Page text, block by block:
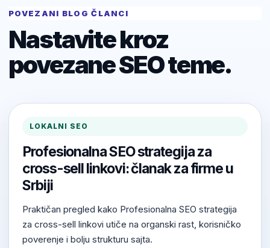
POVEZANI BLOG ČLANCI
Nastavite kroz
povezane SEO teme.
LOKALNI SEO
Profesionalna SEO strategija za
cross-sell linkovi: članak za firme u
Srbiji
Praktičan pregled kako Profesionalna SEO strategija
za cross-sell linkovi utiče na organski rast, korisničko
poverenje i bolju strukturu sajta.